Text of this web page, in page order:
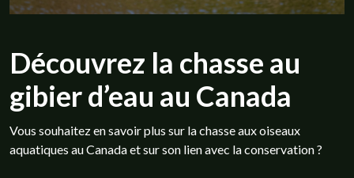
Découvrez la chasse au
gibier d’eau au Canada
Vous souhaitez en savoir plus sur la chasse aux oiseaux
aquatiques au Canada et sur son lien avec la conservation ?